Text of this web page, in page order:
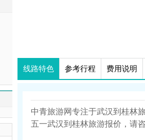
线路特色 参考行程 费用说明
中青旅游网专注于武汉到桂林
五一武汉到桂林旅游报价，请